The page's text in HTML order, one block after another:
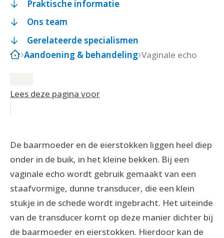
Praktische informatie
Ons team
Gerelateerde specialismen
Aandoening & behandeling Vaginale echo
Lees deze pagina voor
De baarmoeder en de eierstokken liggen heel diep
onder in de buik, in het kleine bekken. Bij een
vaginale echo wordt gebruik gemaakt van een
staafvormige, dunne transducer, die een klein
stukje in de schede wordt ingebracht. Het uiteinde
van de transducer komt op deze manier dichter bij
de baarmoeder en eierstokken. Hierdoor kan de